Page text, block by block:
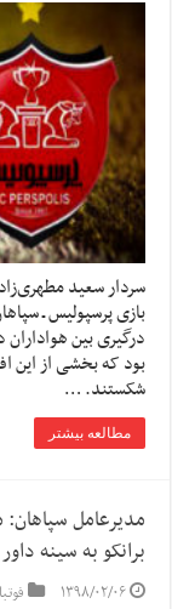
سردار سعید
بازی پرسپولیس ـ
درگیری بین
بود که بخشی از این
شکستند. …
مطالعه بیشتر
مدیرعامل
برانکو به سینه
۱۳۹۸/۰۲/۰۶